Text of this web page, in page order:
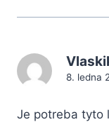
8. ledna
Je potreba tyto